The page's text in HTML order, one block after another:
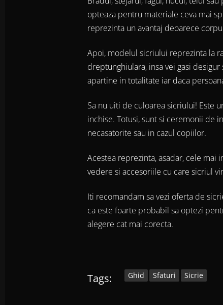
opteaza pentru materiale ceva mai
reprezinta un avantaj deoarece
Apoi, modelul sicriului reprezinta la
dreptunghiulara, insa vei gasi
apartine in totalitate iar daca
Sa nu uiti de culoarea sicriului! Este
inchise. Totusi, sunt si ceremonii de
necasatorite sau in cazul copiilor.
Acestea reprezinta, asadar, cele
vedere si accesoriile cu care sicriul
Iti recomandam sa vezi oferta de
ca este foarte probabil sa optezi
alegere cat mai corecta.
Tags: Ghid Sfaturi Sicrie